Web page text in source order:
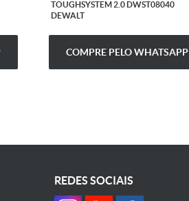
TOUGHSYSTEM 2.0 DWST08040
DEWALT
COMPRE PELO WHATSAPP
REDES SOCIAIS